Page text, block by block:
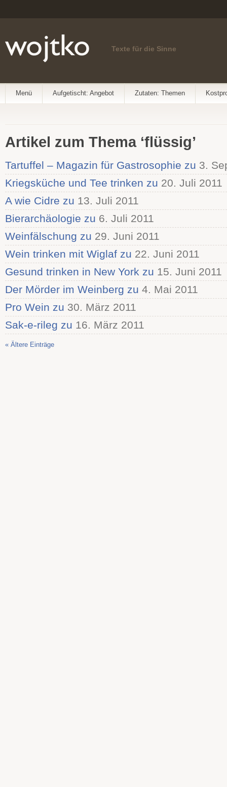
Texte für die Sinne
Menü Aufgetischt: Angebot Zutaten: Themen
Artikel zum Thema ‘flüssig’
Tartuffel – Magazin für Gastrosophie zu 3.
Kriegsküche und Tee trinken zu 20. Juli 2011
A wie Cidre zu 13. Juli 2011
Bierarchäologie zu 6. Juli 2011
Weinfälschung zu 29. Juni 2011
Wein trinken mit Wiglaf zu 22. Juni 2011
Gesund trinken in New York zu 15. Juni 2011
Der Mörder im Weinberg zu 4. Mai 2011
Pro Wein zu 30. März 2011
Sak-e-rileg zu 16. März 2011
« Ältere Einträge